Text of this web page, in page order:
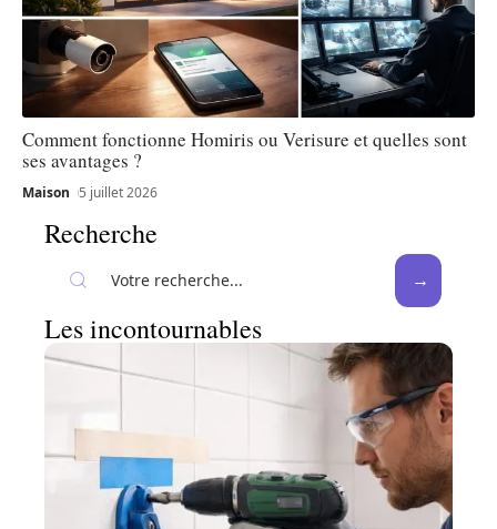
Comment fonctionne Homiris ou Verisure et quelles sont
ses avantages ?
Maison 5 juillet 2026
Recherche
Les incontournables